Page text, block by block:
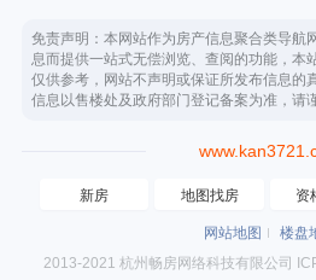
免责声明：本网站作为房产信息聚合类导航
息而提供一站式无偿浏览、查阅的功能，本
仅供参考，网站不声明或保证所发布信息的
信息以售楼处及政府部门登记备案为准，请
新房 地图找房 资
网站地图
楼盘
2013-2021 杭州畅房网络科技有限公司